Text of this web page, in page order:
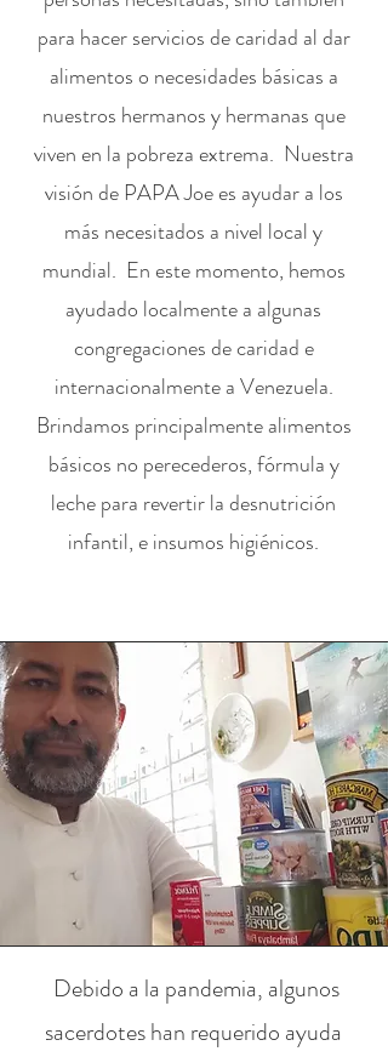
para hacer servicios de caridad al dar
alimentos o necesidades básicas a
nuestros hermanos y hermanas que
viven en la pobreza extrema. Nuestra
visión de PAPA Joe es ayudar a los
más necesitados a nivel local y
mundial. En este momento, hemos
ayudado localmente a algunas
congregaciones de caridad e
internacionalmente a Venezuela.
Brindamos principalmente alimentos
básicos no perecederos, fórmula y
leche para revertir la desnutrición
infantil, e insumos higiénicos.
Debido a la pandemia, algunos
sacerdotes han requerido ayuda